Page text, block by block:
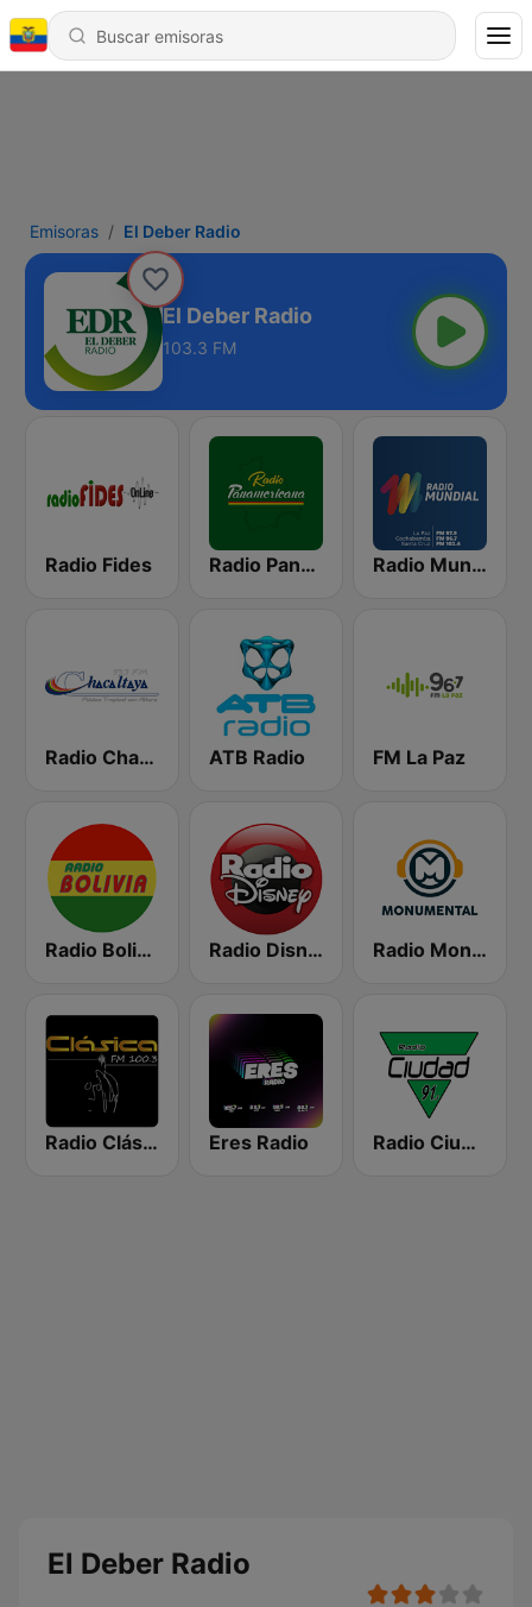
Emisoras El Deber Radio
El Deber Radio
103.3 FM
Radio Fides Radio Panamericana Radio Mundial Bolivia
Radio Chacaltaya ATB Radio FM La Paz
Radio Bolivia Radio Disney Bolivia Radio Monumental
Radio Clásica 100.3 FM Eres Radio Radio Ciudad
El Deber Radio